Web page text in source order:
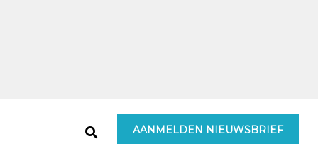
AANMELDEN NIEUWSBRIEF